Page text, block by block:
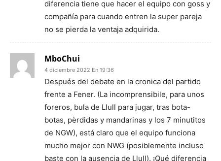
diferencia tiene que hacer el equipo con goss y
compañía para cuando entren la super pareja
no se pierda la ventaja adquirida.
MboChui
4 diciembre 2022 En 19:36
Después del debate en la cronica del partido
frente a Fener. (La incomprensibile, para unos
foreros, bula de Llull para jugar, tras bota-
botas, pèrdidas y mandarinas y los 7 minutitos
de NGW), está claro que el equipo funciona
mucho mejor con NWG (posiblemente incluso
baste con la ausencia de Llull). ¡Qué diferencia